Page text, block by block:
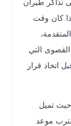
طيران
وقت
التي
قرار